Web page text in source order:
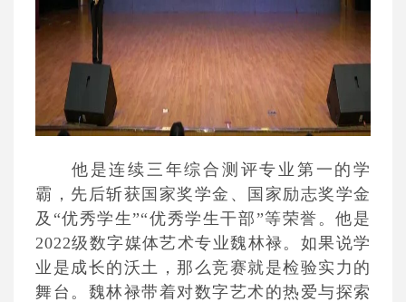
他是连续三年综合测评专业第一的学
霸，先后斩获国家奖学金、国家励志奖学金
及“优秀学生”“优秀学生干部”等荣誉。他是
2022级数字媒体艺术专业魏林禄。如果说学
业是成长的沃土，那么竞赛就是检验实力的
舞台。魏林禄带着对数字艺术的热爱与探索